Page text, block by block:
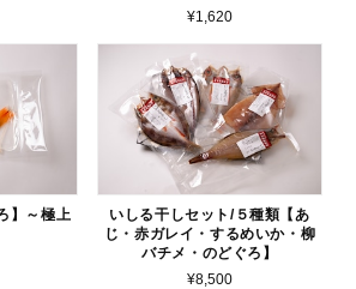
¥1,620
】～極上
いしる干しセット/５種類【あ
じ・赤ガレイ・するめいか・柳
バチメ・のどぐろ】
¥8,500